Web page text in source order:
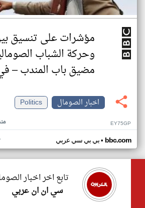
مؤشرات على تنسيق
وحركة الشباب
مضيق باب المندب –
اخبار الصومال
Politics
منذ EY75GP
بي بي سي عربي• bbc.com
تابع اخر اخبار
سي ان ان عربي